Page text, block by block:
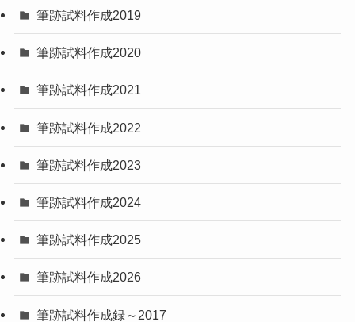
筆跡試料作成2019
筆跡試料作成2020
筆跡試料作成2021
筆跡試料作成2022
筆跡試料作成2023
筆跡試料作成2024
筆跡試料作成2025
筆跡試料作成2026
筆跡試料作成録～2017